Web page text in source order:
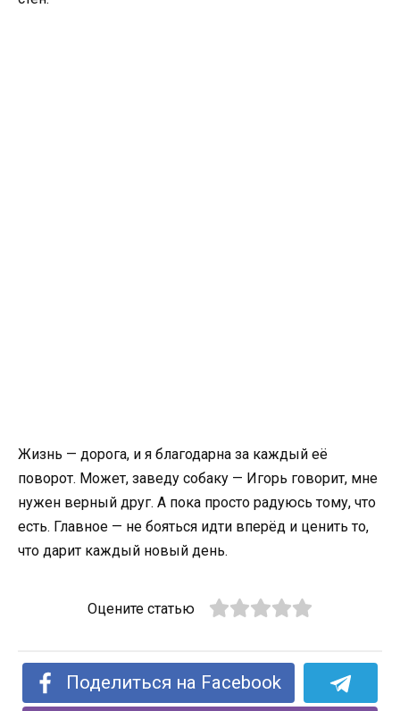
Жизнь — дорога, и я благодарна за каждый её
поворот. Может, заведу собаку — Игорь говорит, мне
нужен верный друг. А пока просто радуюсь тому, что
есть. Главное — не бояться идти вперёд и ценить то,
что дарит каждый новый день.
Оцените статью
Поделиться на Facebook